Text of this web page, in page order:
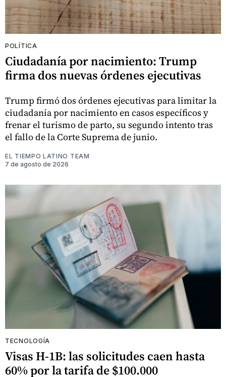
POLÍTICA
Ciudadanía por nacimiento: Trump
firma dos nuevas órdenes ejecutivas
Trump firmó dos órdenes ejecutivas para limitar la
ciudadanía por nacimiento en casos específicos y
frenar el turismo de parto, su segundo intento tras
el fallo de la Corte Suprema de junio.
EL TIEMPO LATINO TEAM
7 de agosto de 2026
TECNOLOGÍA
Visas H-1B: las solicitudes caen hasta
60% por la tarifa de $100.000